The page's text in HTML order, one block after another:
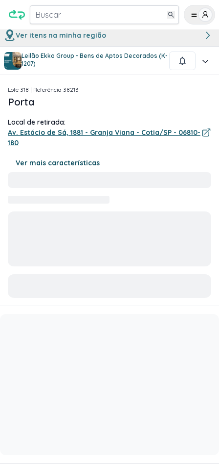
Buscar
Ver itens na minha região
Leilão Ekko Group - Bens de Aptos Decorados (K-
1207)
1/2
Lote 318 | Referência 38213
Porta
Local de retirada:
Av. Estácio de Sá, 1881 - Granja Viana - Cotia/SP - 06810-
180
Ver mais características